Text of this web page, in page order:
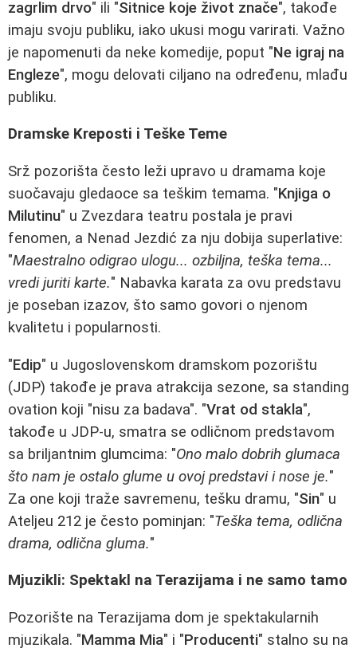
zagrlim drvo" ili "Sitnice koje život znače", takođe
imaju svoju publiku, iako ukusi mogu varirati. Važno
je napomenuti da neke komedije, poput "Ne igraj na
Engleze", mogu delovati ciljano na određenu, mlađu
publiku.
Dramske Kreposti i Teške Teme
Srž pozorišta često leži upravo u dramama koje
suočavaju gledaoce sa teškim temama. "Knjiga o
Milutinu" u Zvezdara teatru postala je pravi
fenomen, a Nenad Jezdić za nju dobija superlative:
"Maestralno odigrao ulogu... ozbiljna, teška tema...
vredi juriti karte." Nabavka karata za ovu predstavu
je poseban izazov, što samo govori o njenom
kvalitetu i popularnosti.
"Edip" u Jugoslovenskom dramskom pozorištu
(JDP) takođe je prava atrakcija sezone, sa standing
ovation koji "nisu za badava". "Vrat od stakla",
takođe u JDP-u, smatra se odličnom predstavom
sa briljantnim glumcima: "Ono malo dobrih glumaca
što nam je ostalo glume u ovoj predstavi i nose je."
Za one koji traže savremenu, tešku dramu, "Sin" u
Ateljeu 212 je često pominjan: "Teška tema, odlična
drama, odlična gluma."
Mjuzikli: Spektakl na Terazijama i ne samo tamo
Pozorište na Terazijama dom je spektakularnih
mjuzikala. "Mamma Mia" i "Producenti" stalno su na